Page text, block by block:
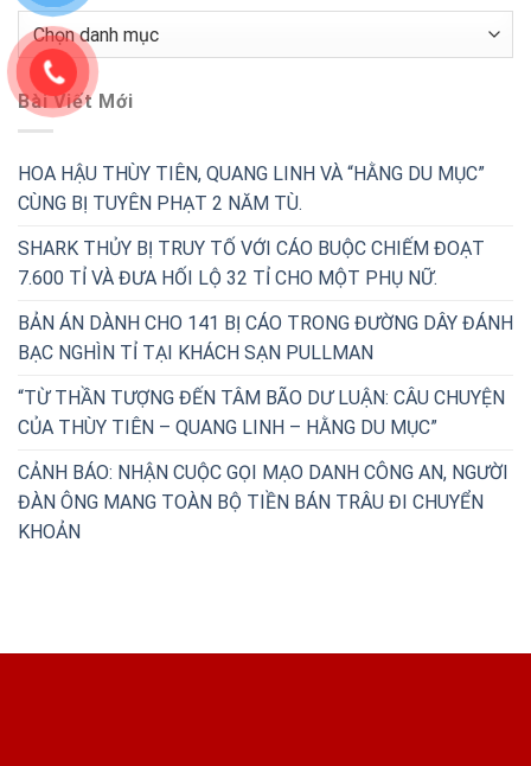
Chuyên
Mục
Bài Viết Mới
HOA HẬU THÙY TIÊN, QUANG LINH VÀ “HẰNG DU MỤC”
CÙNG BỊ TUYÊN PHẠT 2 NĂM TÙ.
SHARK THỦY BỊ TRUY TỐ VỚI CÁO BUỘC CHIẾM ĐOẠT
7.600 TỈ VÀ ĐƯA HỐI LỘ 32 TỈ CHO MỘT PHỤ NỮ.
BẢN ÁN DÀNH CHO 141 BỊ CÁO TRONG ĐƯỜNG DÂY ĐÁNH
BẠC NGHÌN TỈ TẠI KHÁCH SẠN PULLMAN
“TỪ THẦN TƯỢNG ĐẾN TÂM BÃO DƯ LUẬN: CÂU CHUYỆN
CỦA THÙY TIÊN – QUANG LINH – HẰNG DU MỤC”
CẢNH BÁO: NHẬN CUỘC GỌI MẠO DANH CÔNG AN, NGƯỜI
ĐÀN ÔNG MANG TOÀN BỘ TIỀN BÁN TRÂU ĐI CHUYỂN
KHOẢN